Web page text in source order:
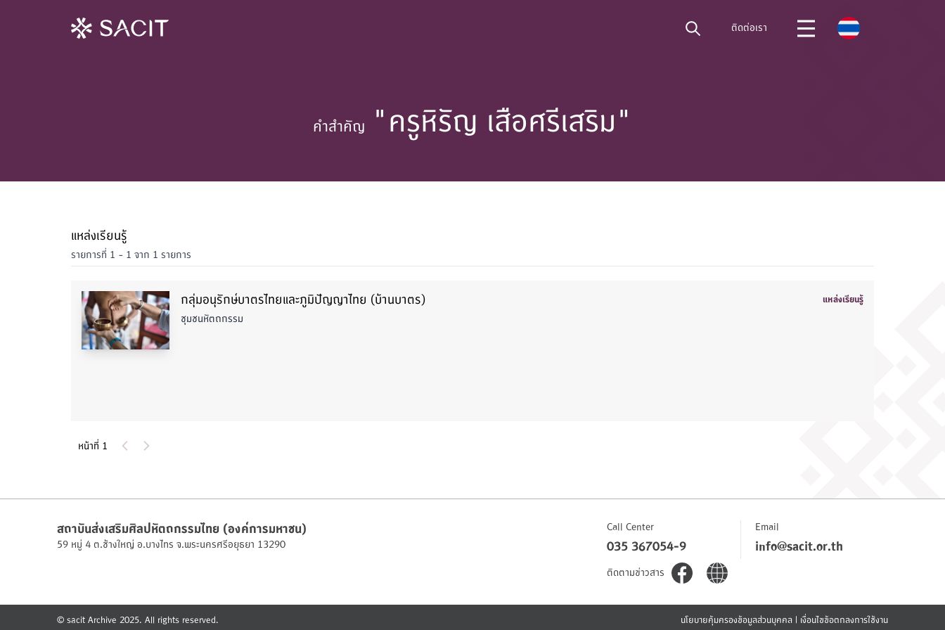
ติดต่อเรา
คำสำคัญ "ครูหิรัญ เสือศรีเสริม"
แหล่งเรียนรู้
รายการที่ 1 - 1 จาก 1 รายการ
กลุ่มอนุรักษ์บาตรไทยและภูมิปัญญาไทย (บ้านบาตร)
ชุมชนหัตถกรรม
แหล่งเรียนรู้
หน้าที่ 1
สถาบันส่งเสริมศิลปหัตถกรรมไทย (องค์การมหาชน)
59 หมู่ 4 ต.ช้างใหญ่ อ.บางไทร จ.พระนครศรีอยุธยา 13290
Call Center
035 367054-9
Email
info@sacit.or.th
ติดตามข่าวสาร
© sacit Archive 2025. All rights reserved. นโยบายคุ้มครองข้อมูลส่วนบุคคล | เงื่อนไขข้อตกลงการใช้งาน